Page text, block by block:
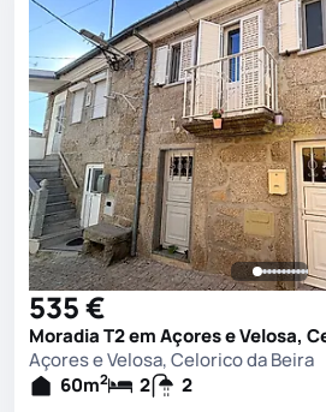
535 €
Moradia T2 em Açores e Velosa,
Açores e Velosa, Celorico da Beira
60m2 2 2